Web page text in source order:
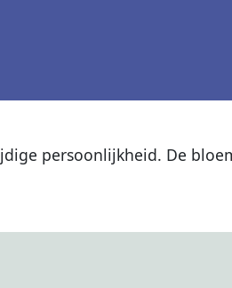
persoonlijkheid. De